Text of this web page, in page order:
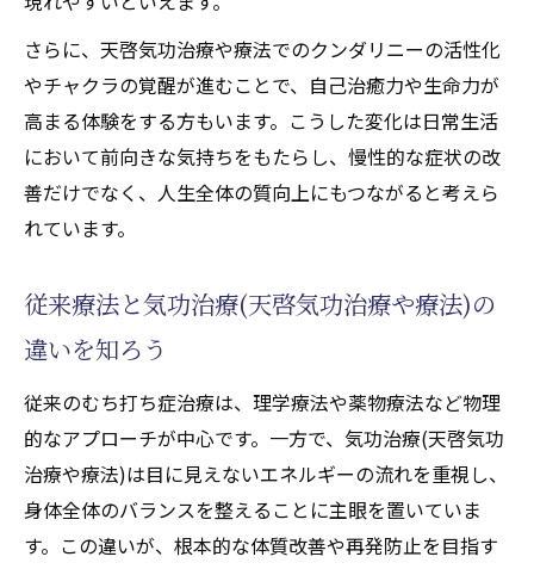
ー施術の仕組みを探る
遠隔気功治療(天啓気功治療や療法)のエネル
ギー伝達メカニズム
施術者と受け手のつながりの重要性
遠隔施術(天啓気功治療や療法)で起こる体感
と変化の特徴
法)の実践効果
気功治療(天啓気功治療や療法)におけるエネ
ルギーの流れ解説
自己治癒力を高めたい方へおすすめの方法
気功治療(天啓気功治療や療法)で自己治癒力
が向上する理由
日常生活で実践できる気功(天啓気功治療や
療法)セルフケア
さらに、天啓気功治療や療法でのクンダリニーの活性化
やチャクラの覚醒が進むことで、自己治癒力や生命力が
高まる体験をする方もいます。こうした変化は日常生活
において前向きな気持ちをもたらし、慢性的な症状の改
善だけでなく、人生全体の質向上にもつながると考えら
れています。
従来療法と気功治療(天啓気功治療や療法)の
違いを知ろう
従来のむち打ち症治療は、理学療法や薬物療法など物理
的なアプローチが中心です。一方で、気功治療(天啓気功
治療や療法)は目に見えないエネルギーの流れを重視し、
身体全体のバランスを整えることに主眼を置いていま
す。この違いが、根本的な体質改善や再発防止を目指す